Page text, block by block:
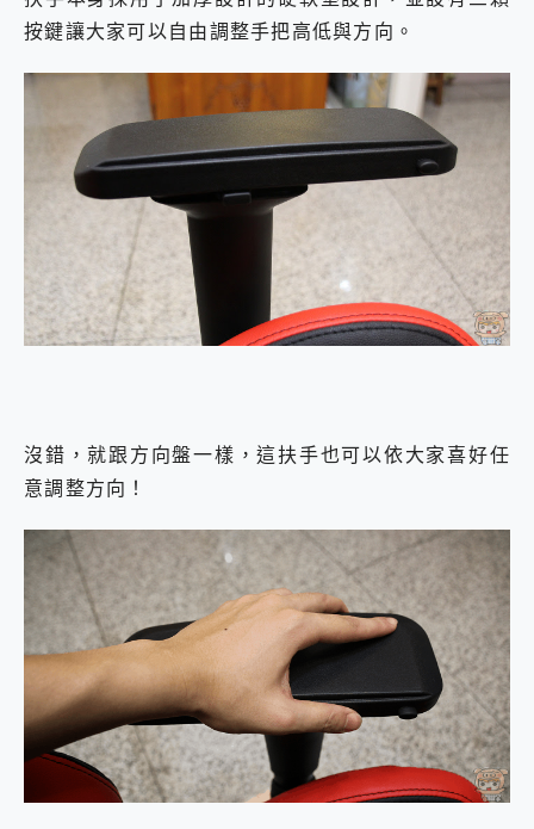
按鍵讓大家可以自由調整手把高低與方向。
沒錯，就跟方向盤一樣，這扶手也可以依大家喜好任
意調整方向！